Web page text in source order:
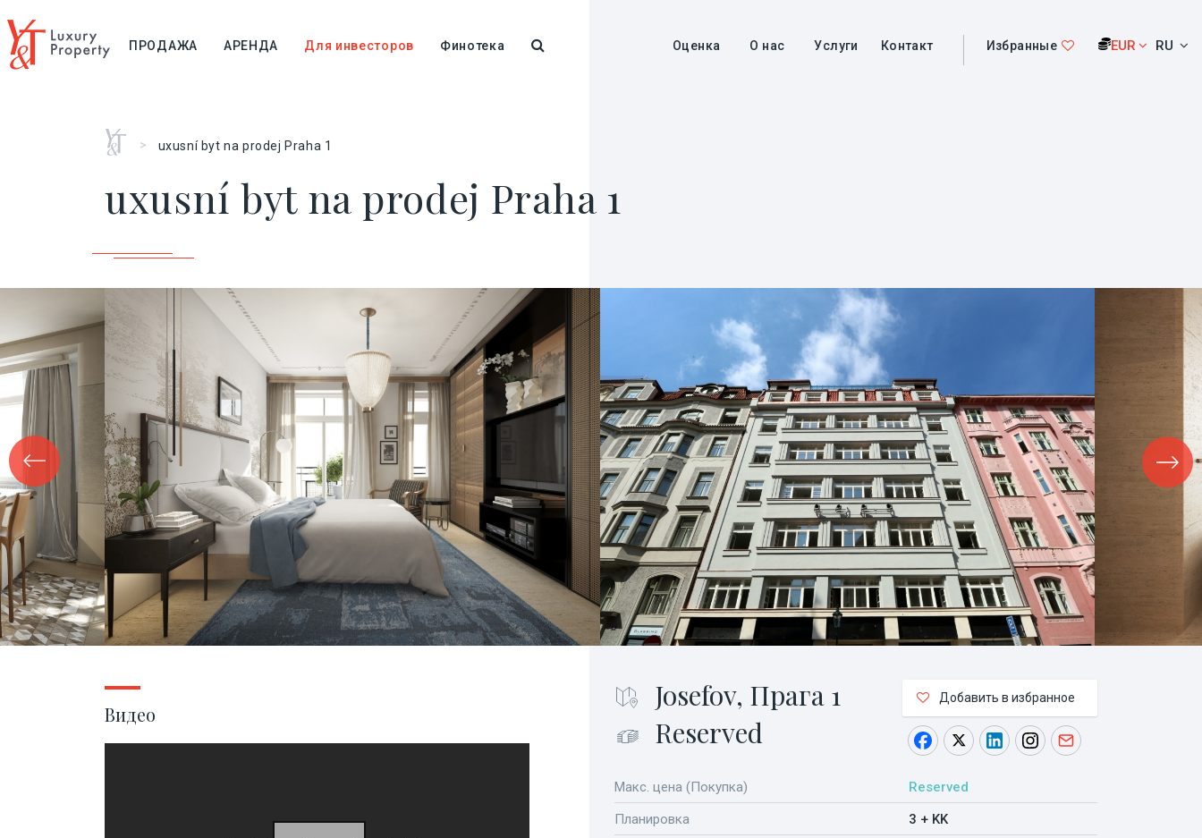
ПРОДАЖА АРЕНДА Для инвесторов Финотека Оценка О нас Услуги Контакт Избранные EUR RU
Главная
> uxusní byt na prodej Praha 1
uxusní byt na prodej Praha 1
Josefov, Прага 1
Reserved
Добавить в избранное
Макс. цена (Покупка)
Reserved
Планировка
3 + KK
Видео